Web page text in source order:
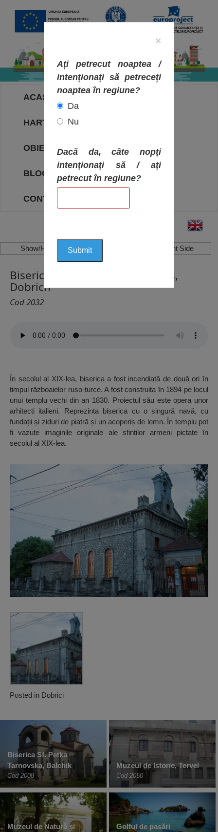
ACASA
HARTA OBIECTIVELOR
OBIECTIVE
BLOG
CONTACT
Show/Hide Left Side Show/Hide Right Side
Biserica Armeneasca Sf. Ovanes,
Dobrich
Cod 2032
În secolul al XIX-lea, biserica a fost incendiată de două ori în
timpul războaielor ruso-turce. A fost construita în 1894 pe locul
unui templu vechi din an 1830. Proiectul său este opera unor
arhitecti italieni. Reprezinta biserica cu o singură navă, cu
fundații și ziduri de piatră și un acoperiș de lemn. În templu pot
fi vazute imaginile originale ale sfintilor armeni pictate în
secolul al XIX-lea.
×
Ați petrecut noaptea /
intenționați să petreceți
noaptea în regiune?
Da
Nu
Dacă da, câte nopți
intenționați să / ați
petrecut în regiune?
Posted in Dobrici
Biserica Sf. Petka
Tarnovska, Balchik
Cod 2008
Muzeul de Istorie, Tervel
Cod 2050
Muzeul de Natură şi
Golful de pasări